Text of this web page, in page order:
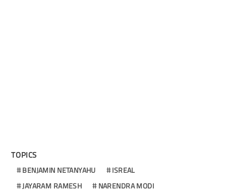
TOPICS
BENJAMIN NETANYAHU
ISREAL
JAYARAM RAMESH
NARENDRA MODI